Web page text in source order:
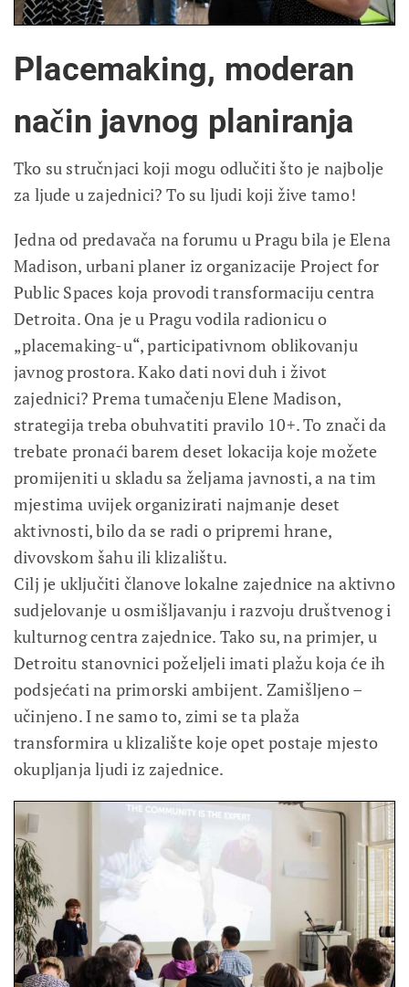
Placemaking, moderan
način javnog planiranja
Tko su stručnjaci koji mogu odlučiti što je najbolje
za ljude u zajednici? To su ljudi koji žive tamo!
Jedna od predavača na forumu u Pragu bila je Elena
Madison, urbani planer iz organizacije Project for
Public Spaces koja provodi transformaciju centra
Detroita. Ona je u Pragu vodila radionicu o
„placemaking-u“, participativnom oblikovanju
javnog prostora. Kako dati novi duh i život
zajednici? Prema tumačenju Elene Madison,
strategija treba obuhvatiti pravilo 10+. To znači da
trebate pronaći barem deset lokacija koje možete
promijeniti u skladu sa željama javnosti, a na tim
mjestima uvijek organizirati najmanje deset
aktivnosti, bilo da se radi o pripremi hrane,
divovskom šahu ili klizalištu.
Cilj je uključiti članove lokalne zajednice na aktivno
sudjelovanje u osmišljavanju i razvoju društvenog i
kulturnog centra zajednice. Tako su, na primjer, u
Detroitu stanovnici poželjeli imati plažu koja će ih
podsjećati na primorski ambijent. Zamišljeno –
učinjeno. I ne samo to, zimi se ta plaža
transformira u klizalište koje opet postaje mjesto
okupljanja ljudi iz zajednice.